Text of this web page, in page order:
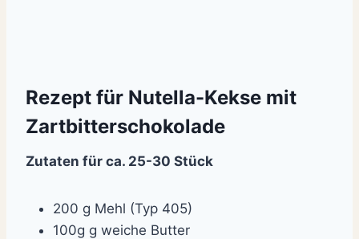
Rezept für Nutella-Kekse mit
Zartbitterschokolade
Zutaten für ca. 25-30 Stück
200 g Mehl (Typ 405)
100g g weiche Butter